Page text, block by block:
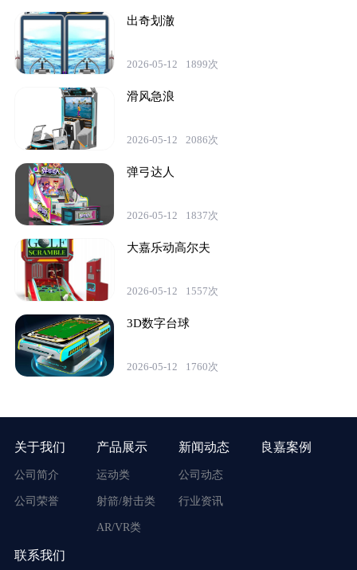
出奇划澈
2026-05-12 1899次
滑风急浪
2026-05-12 2086次
弹弓达人
2026-05-12 1837次
大嘉乐动高尔夫
2026-05-12 1557次
3D数字台球
2026-05-12 1760次
关于我们
公司简介
公司荣誉
产品展示
运动类
射箭/射击类
AR/VR类
新闻动态
公司动态
行业资讯
良嘉案例
联系我们